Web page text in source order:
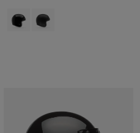
Product swatch type of Schwarz.
Product swatch type of